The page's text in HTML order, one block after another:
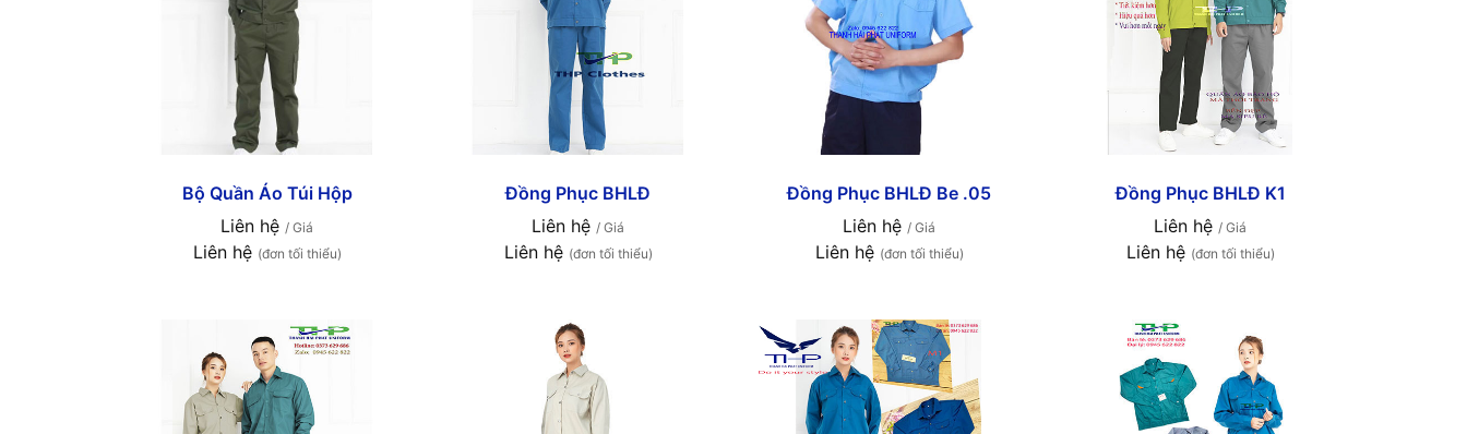
Bộ Quần Áo Túi Hộp
Liên hệ / Giá
Liên hệ (đơn tối thiểu)
Đồng Phục BHLĐ
Liên hệ / Giá
Liên hệ (đơn tối thiểu)
Đồng Phục BHLĐ Be .05
Liên hệ / Giá
Liên hệ (đơn tối thiểu)
Đồng Phục BHLĐ K1
Liên hệ / Giá
Liên hệ (đơn tối thiểu)